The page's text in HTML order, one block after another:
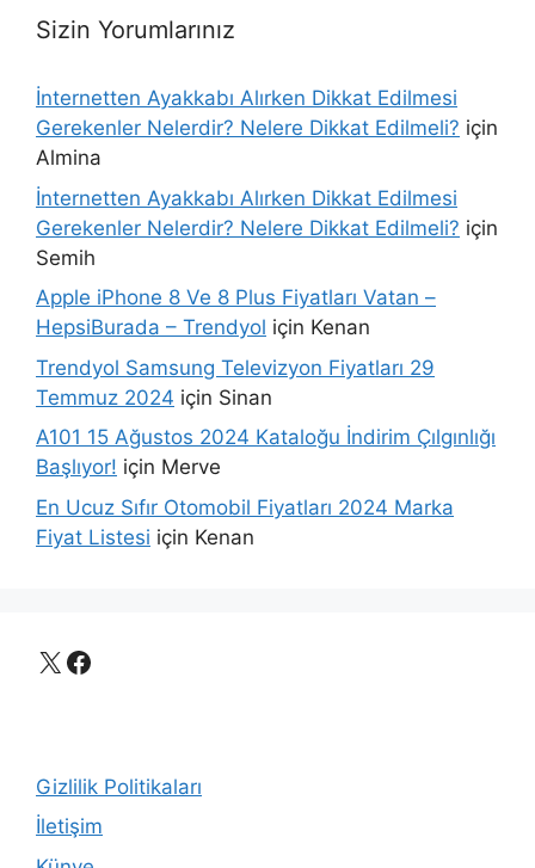
Sizin Yorumlarınız
İnternetten Ayakkabı Alırken Dikkat Edilmesi
Gerekenler Nelerdir? Nelere Dikkat Edilmeli? için
Almina
İnternetten Ayakkabı Alırken Dikkat Edilmesi
Gerekenler Nelerdir? Nelere Dikkat Edilmeli? için
Semih
Apple iPhone 8 Ve 8 Plus Fiyatları Vatan –
HepsiBurada – Trendyol için Kenan
Trendyol Samsung Televizyon Fiyatları 29
Temmuz 2024 için Sinan
A101 15 Ağustos 2024 Kataloğu İndirim Çılgınlığı
Başlıyor! için Merve
En Ucuz Sıfır Otomobil Fiyatları 2024 Marka
Fiyat Listesi için Kenan
X Facebook
Gizlilik Politikaları
İletişim